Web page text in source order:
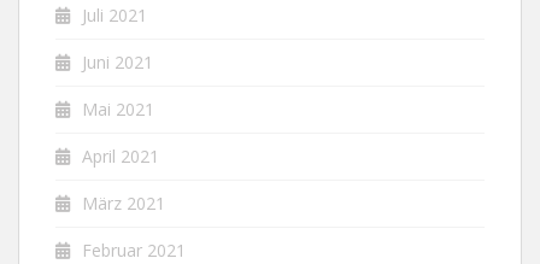
Juli 2021
Juni 2021
Mai 2021
April 2021
März 2021
Februar 2021